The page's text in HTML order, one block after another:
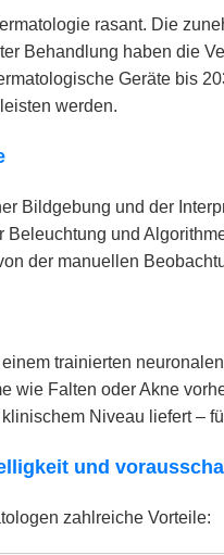
rasant. Die
Behandlung haben die
Geräte bis
werden.
Bildgebung und der
und
der manuellen
trainierten
wie Falten oder Akne
Niveau liefert –
und
zahlreiche Vorteile: